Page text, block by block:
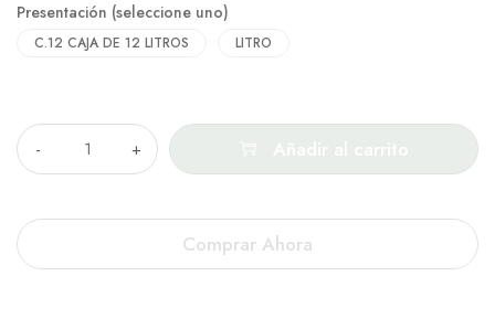
Presentación (seleccione uno)
C.12 CAJA DE 12 LITROS LITRO
Comprar Ahora